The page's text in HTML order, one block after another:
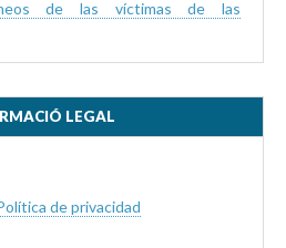
de las víctimas de las
LEGAL
de privacidad